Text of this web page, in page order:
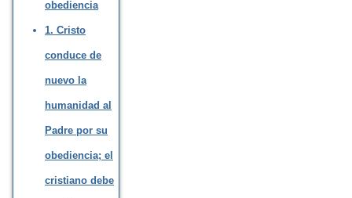
obediencia
1. Cristo
conduce de
nuevo la
humanidad al
Padre por su
obediencia; el
cristiano debe